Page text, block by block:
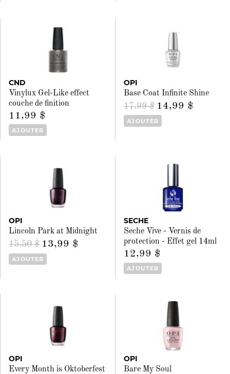
CND
Vinylux Gel-Like effect
couche de finition
11,99 $
AJOUTER
OPI
Base Coat Infinite Shine
17,99 $ 14,99 $
AJOUTER
OPI
Lincoln Park at Midnight
15,50 $ 13,99 $
AJOUTER
SECHE
Seche Vive - Vernis de
protection - Effet gel 14ml
12,99 $
AJOUTER
OPI
Every Month is Oktoberfest
OPI
Bare My Soul